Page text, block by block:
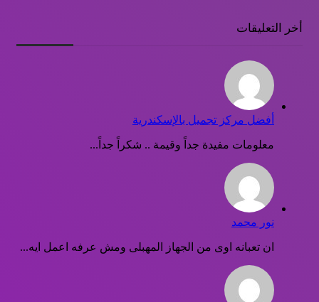
أخر التعليقات
أفضل مركز تجميل بالإسكندرية
معلومات مفيدة جداً وقيمة .. شكراً جداً...
نور محمد
ان تعبانه اوى من الجهاز المهبلى ومش عرفه اعمل ايه...